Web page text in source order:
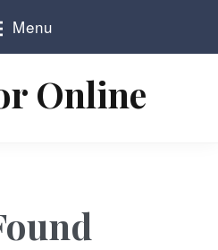
Menu
Online